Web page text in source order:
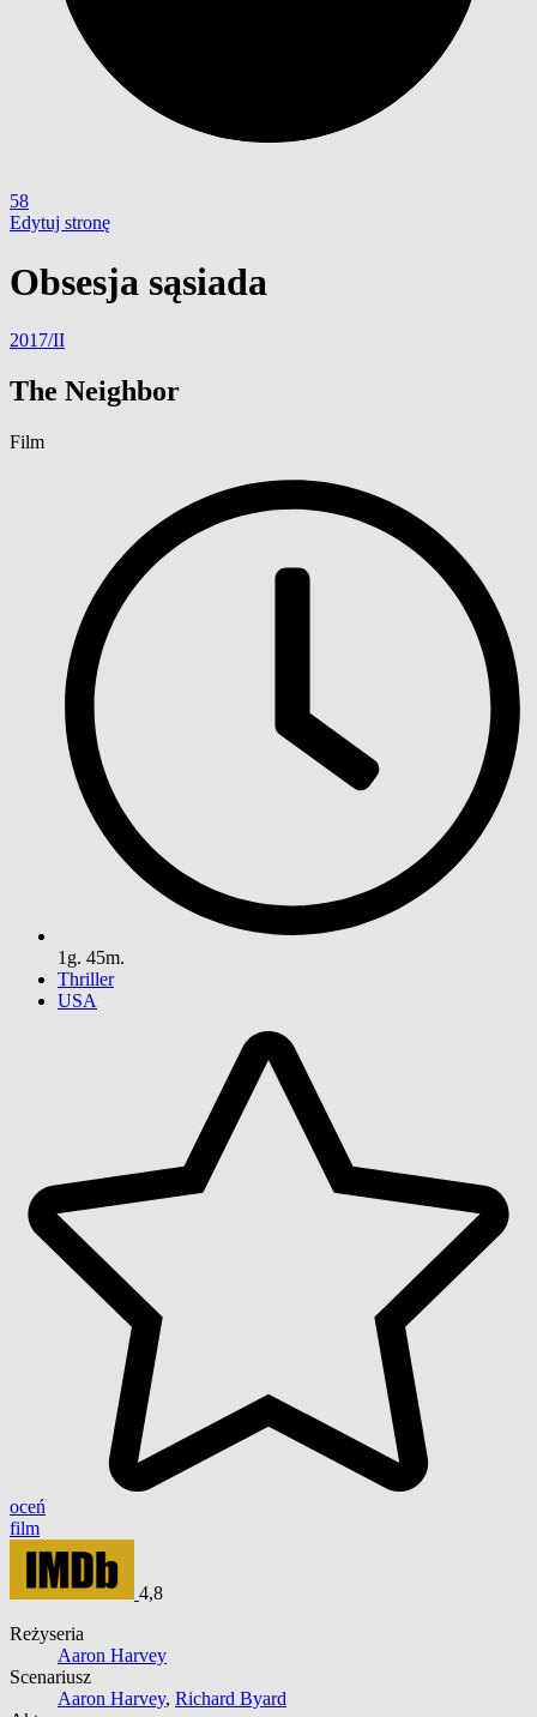
58
Edytuj stronę
Obsesja sąsiada
2017/II
The Neighbor
Film
1g. 45m.
Thriller
USA
oceń
film
4,8
Reżyseria
Aaron Harvey
Scenariusz
Aaron Harvey, Richard Byard